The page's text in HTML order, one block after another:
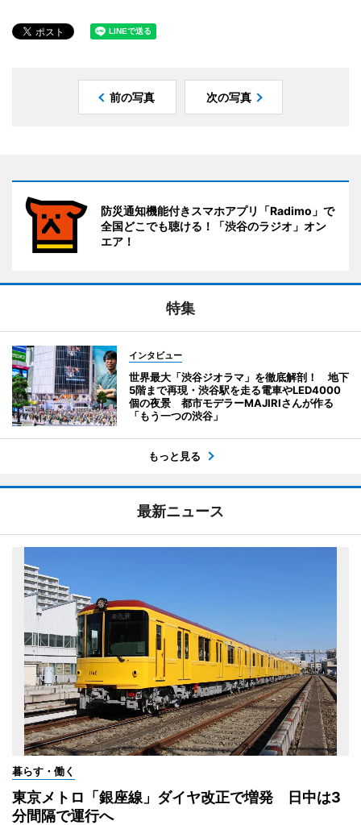
前の写真 次の写真
防災通知機能付きスマホアプリ「Radimo」で
全国どこでも聴ける！「渋谷のラジオ」オン
エア！
特集
インタビュー
世界最大「渋谷ジオラマ」を徹底解剖！ 地下
5階まで再現・渋谷駅を走る電車やLED4000
個の夜景 都市モデラーMAJIRIさんが作る
「もう一つの渋谷」
もっと見る
最新ニュース
暮らす・働く
東京メトロ「銀座線」ダイヤ改正で増発 日中は3
分間隔で運行へ